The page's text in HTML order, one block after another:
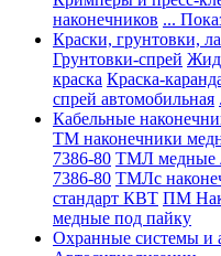
наконечников ...
Краски, грунтовки,
Грунтовки-спрей
краска Краска-
спрей автомобильная
Кабельные
ТМ наконечники
7386-80 ТМЛ медные
7386-80 ТМЛс
стандарт КВТ ПМ
медные под пайку
Охранные системы и